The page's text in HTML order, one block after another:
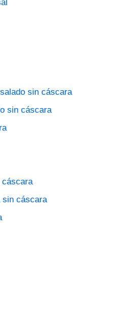
sin cáscara
sin cáscara
cáscara
sin cáscara